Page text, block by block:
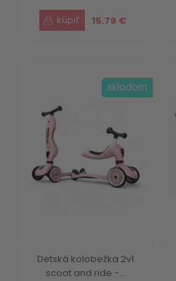
15.79 €
Detská kolobežka 2v1
scoot and ride -...
skladom